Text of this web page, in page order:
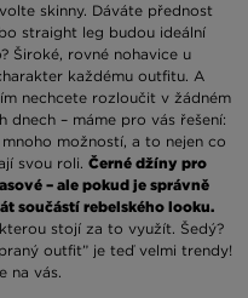
skinny. Dáváte přednost
straight leg budou ideální
Široké, rovné nohavice u
každému outfitu. A
nechcete rozloučit v žádném
dnech – máme pro vás řešení:
možností, a to nejen co
svou roli. Černé džíny pro
– ale pokud je správně
součástí rebelského looku.
stojí za to využít. Šedý?
outfit” je teď velmi trendy!
na vás.